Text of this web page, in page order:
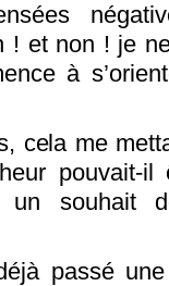
! et non ! je
à
cela me
pouvait-
un souhait
passé